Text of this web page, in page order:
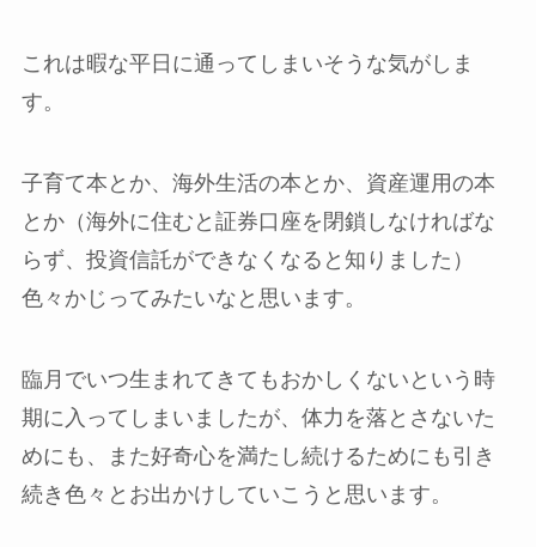
これは暇な平日に通ってしまいそうな気がしま
す。
子育て本とか、海外生活の本とか、資産運用の本
とか（海外に住むと証券口座を閉鎖しなければな
らず、投資信託ができなくなると知りました）
色々かじってみたいなと思います。
臨月でいつ生まれてきてもおかしくないという時
期に入ってしまいましたが、体力を落とさないた
めにも、また好奇心を満たし続けるためにも引き
続き色々とお出かけしていこうと思います。